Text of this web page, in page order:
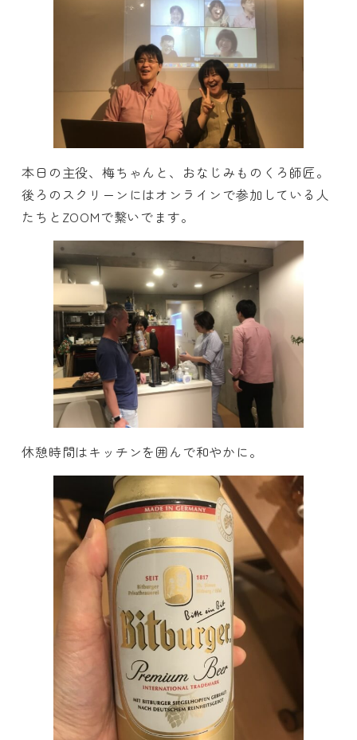
本日の主役、梅ちゃんと、おなじみものくろ師匠。
後ろのスクリーンにはオンラインで参加している人
たちとZOOMで繋いでます。
休憩時間はキッチンを囲んで和やかに。